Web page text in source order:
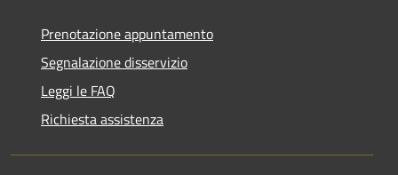
Prenotazione appuntamento
Segnalazione disservizio
Leggi le FAQ
Richiesta assistenza